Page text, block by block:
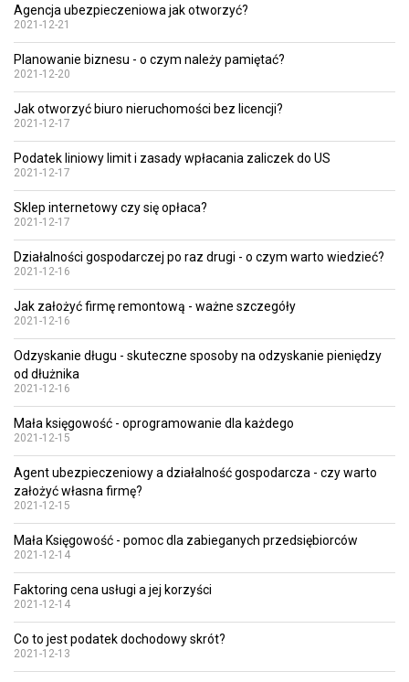
Agencja ubezpieczeniowa jak otworzyć?
2021-12-21
Planowanie biznesu - o czym należy pamiętać?
2021-12-20
Jak otworzyć biuro nieruchomości bez licencji?
2021-12-17
Podatek liniowy limit i zasady wpłacania zaliczek do US
2021-12-17
Sklep internetowy czy się opłaca?
2021-12-17
Działalności gospodarczej po raz drugi - o czym warto wiedzieć?
2021-12-16
Jak założyć firmę remontową - ważne szczegóły
2021-12-16
Odzyskanie długu - skuteczne sposoby na odzyskanie pieniędzy
od dłużnika
2021-12-16
Mała księgowość - oprogramowanie dla każdego
2021-12-15
Agent ubezpieczeniowy a działalność gospodarcza - czy warto
założyć własna firmę?
2021-12-15
Mała Księgowość - pomoc dla zabieganych przedsiębiorców
2021-12-14
Faktoring cena usługi a jej korzyści
2021-12-14
Co to jest podatek dochodowy skrót?
2021-12-13